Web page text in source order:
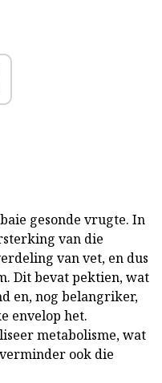
gesonde vrugte. In
van die
van vet, en dus
Dit bevat pektien, wat
en, nog belangriker,
envelop het.
metabolisme, wat
ook die